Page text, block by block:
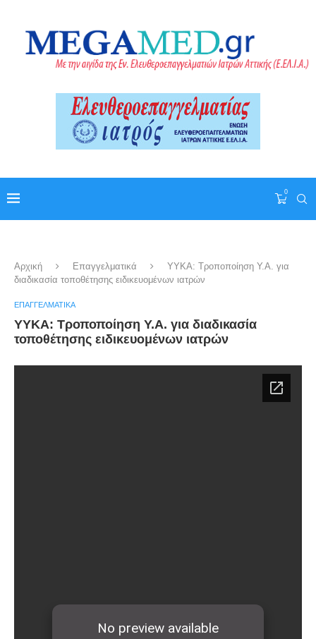
0
Αρχική Επαγγελματικά
ΥΥΚΑ: Τροποποίηση Y.A. για
διαδικασία τοποθέτησης ειδικευομένων ιατρών
ΕΠΑΓΓΕΛΜΑΤΙΚΆ
ΥΥΚΑ: Τροποποίηση Y.A. για διαδικασία
τοποθέτησης ειδικευομένων ιατρών